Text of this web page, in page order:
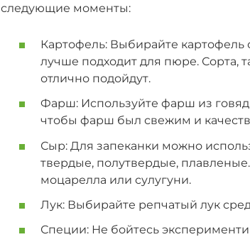
следующие моменты:
Картофель: Выбирайте
лучше подходит для пюре. Сорта,
отлично подойдут.
Фарш: Используйте фарш из
чтобы фарш был свежим и
Сыр: Для запеканки можно
твердые, полутвердые,
моцарелла или сулугуни.
Лук: Выбирайте репчатый лук
Специи: Не бойтесь